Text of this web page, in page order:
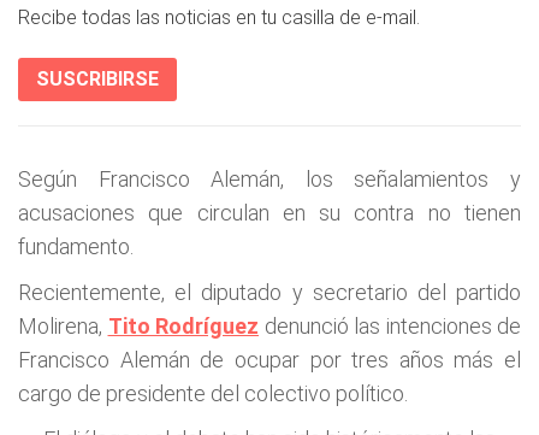
Recibe todas las noticias en tu casilla de e-mail.
SUSCRIBIRSE
Según Francisco Alemán, los señalamientos y
acusaciones que circulan en su contra no tienen
fundamento.
Recientemente, el diputado y secretario del partido
Molirena, Tito Rodríguez denunció las intenciones de
Francisco Alemán de ocupar por tres años más el
cargo de presidente del colectivo político.